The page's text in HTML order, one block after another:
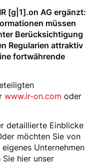
[g|1].on AG ergänzt:
müssen
Berücksichtigung
Regularien attraktiv
fortwährende
www.ir-on.com oder
detaillierte Einblicke
möchten Sie von
Unternehmen
hier unser